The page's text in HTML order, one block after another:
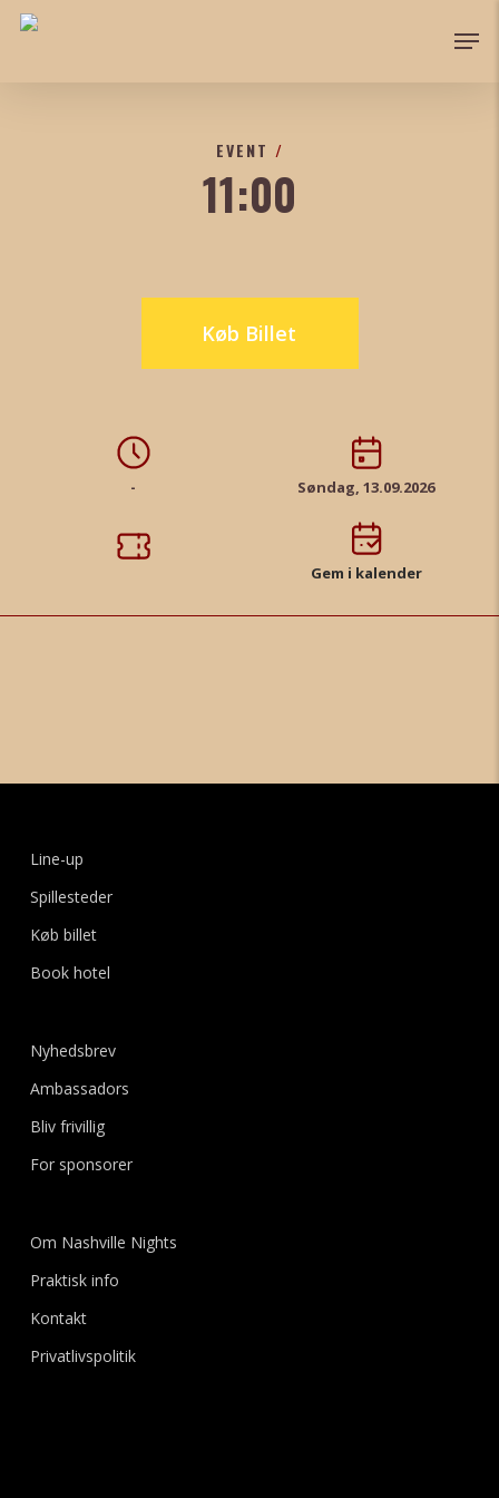
Skip
EVENT /
11:00
Køb Billet
- Søndag, 13.09.2026
Gem i kalender
Line-up
Spillesteder
Køb billet
Book hotel
Nyhedsbrev
Ambassadors
Bliv frivillig
For sponsorer
Om Nashville Nights
Praktisk info
Kontakt
Privatlivspolitik